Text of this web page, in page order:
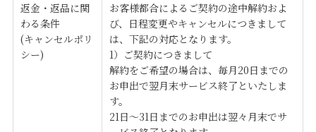
返金・返品に関
わる条件
(キャンセルポリ
シー)
お客様都合によるご契約の途中解約およ
び、日程変更やキャンセルにつきまして
は、下記の対応となります。
1）ご契約につきまして
解約をご希望の場合は、毎月20日までの
お申出で翌月末サービス終了といたしま
す。
21日～31日までのお申出は翌々月末でサ